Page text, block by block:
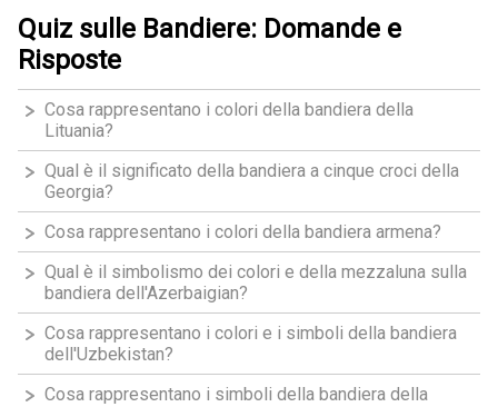
Quiz sulle Bandiere: Domande e
Risposte
Cosa rappresentano i colori della bandiera della
Lituania?
Qual è il significato della bandiera a cinque croci della
Georgia?
Cosa rappresentano i colori della bandiera armena?
Qual è il simbolismo dei colori e della mezzaluna sulla
bandiera dell'Azerbaigian?
Cosa rappresentano i colori e i simboli della bandiera
dell'Uzbekistan?
Cosa rappresentano i simboli della bandiera della